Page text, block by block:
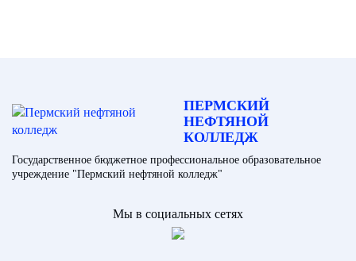
ПЕРМСКИЙ
НЕФТЯНОЙ
КОЛЛЕДЖ
Государственное бюджетное профессиональное образовательное
учреждение "Пермский нефтяной колледж"
Мы в социальных сетях